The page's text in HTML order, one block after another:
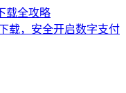
载全攻略
载，安全开启数字支付